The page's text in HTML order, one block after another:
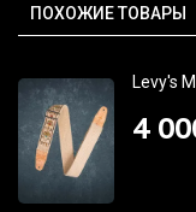
ПОХОЖИЕ ТОВАРЫ
Levy's
4